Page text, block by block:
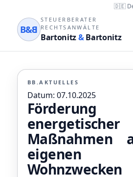
🇩🇪
B&B
STEUERBERATER
RECHTSANWÄLTE
Bartonitz&Bartonitz
BB.AKTUELLES
Datum: 07.10.2025
Förderung
energetischer
Maßnahmen
eigenen
Wohnzwecken